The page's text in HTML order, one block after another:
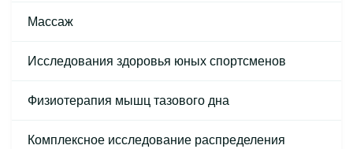
Массаж
Исследования здоровья юных спортсменов
Физиотерапия мышц тазового дна
Комплексное исследование распределения